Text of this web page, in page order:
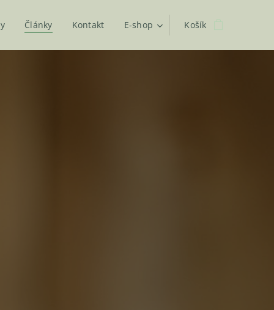
Články Kontakt E-shop Košík